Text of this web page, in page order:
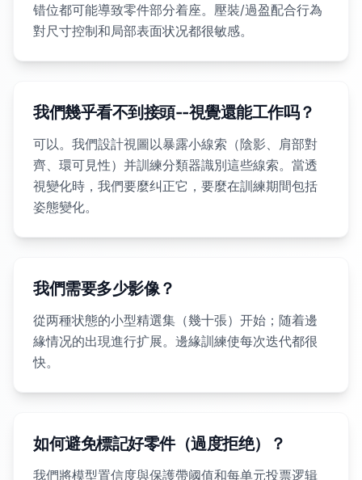
错位都可能導致零件部分着座。壓裝/過盈配合行為
對尺寸控制和局部表面状况都很敏感。
我們幾乎看不到接頭--視覺還能工作吗？
可以。我們設計視圖以暴露小線索（陰影、肩部對
齊、環可見性）并訓練分類器識別這些線索。當透
視變化時，我們要麼纠正它，要麼在訓練期間包括
姿態變化。
我們需要多少影像？
從两種状態的小型精選集（幾十張）开始；随着邊
緣情况的出現進行扩展。邊緣訓練使每次迭代都很
快。
如何避免標記好零件（過度拒绝）？
我們將模型置信度與保護帶阈值和每单元投票逻辑